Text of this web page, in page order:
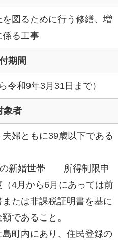
図るために行う修繕、増
係る工事
期間
令和9年3月31日まで）
象者
婦ともに39歳以下である
の新婚世帯 所得制限申
4月から6月にあっては前
たは非課税証明書を基に
であること。
町内にあり、住民登録の